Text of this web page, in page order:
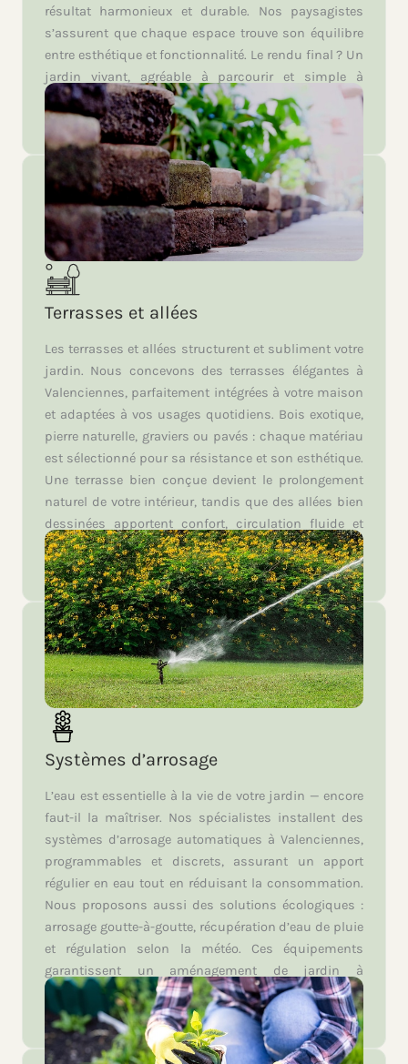
résultat harmonieux et durable. Nos paysagistes
s’assurent que chaque espace trouve son équilibre
entre esthétique et fonctionnalité. Le rendu final ? Un
jardin vivant, agréable à parcourir et simple à
entretenir, qui valorise durablement votre propriété.
Terrasses et allées
Les terrasses et allées structurent et subliment votre
jardin. Nous concevons des terrasses élégantes à
Valenciennes, parfaitement intégrées à votre maison
et adaptées à vos usages quotidiens. Bois exotique,
pierre naturelle, graviers ou pavés : chaque matériau
est sélectionné pour sa résistance et son esthétique.
Une terrasse bien conçue devient le prolongement
naturel de votre intérieur, tandis que des allées bien
dessinées apportent confort, circulation fluide et
raffinement à votre aménagement de jardin à
Valenciennes.
Systèmes d’arrosage
L’eau est essentielle à la vie de votre jardin — encore
faut-il la maîtriser. Nos spécialistes installent des
systèmes d’arrosage automatiques à Valenciennes,
programmables et discrets, assurant un apport
régulier en eau tout en réduisant la consommation.
Nous proposons aussi des solutions écologiques :
arrosage goutte-à-goutte, récupération d’eau de pluie
et régulation selon la météo. Ces équipements
garantissent un aménagement de jardin à
Valenciennes à la fois pratique, économique et
respectueux de l’environnement.